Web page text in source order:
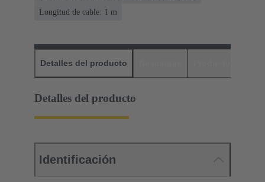
Longitud de cable: 1 m
Detalles del producto
Detalles del producto
Identificación